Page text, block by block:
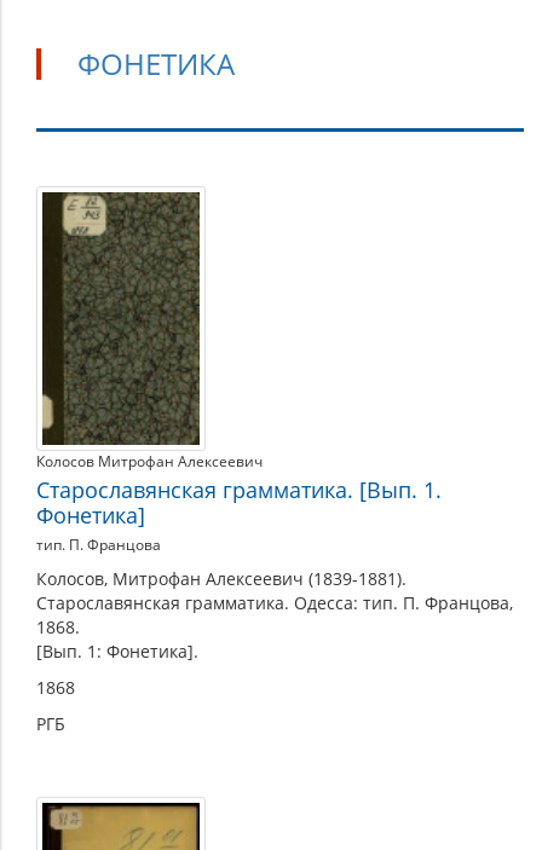
ФОНЕТИКА
Фонетика
Колосов Митрофан Алексеевич
Старославянская грамматика. [Вып. 1.
Фонетика]
тип. П. Францова
Колосов, Митрофан Алексеевич (1839-1881).
Старославянская грамматика. Одесса: тип. П. Францова,
1868.
[Вып. 1: Фонетика].
1868
РГБ